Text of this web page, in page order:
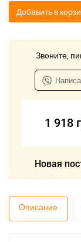
Добавить в
Звоните,
1 918
Новая
Описание